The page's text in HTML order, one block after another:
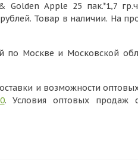
Apple 25 пак.*1,7
Товар в наличии. На
по Москве и Московской
и возможности оптовых
. Условия оптовых продаж